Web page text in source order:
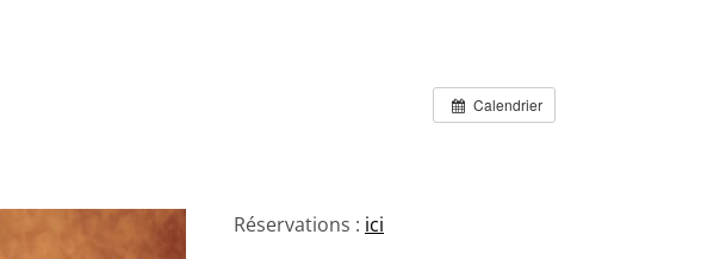
Calendrier
Réservations : ici